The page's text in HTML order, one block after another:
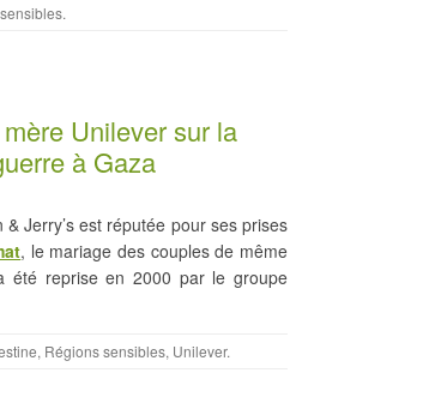
.
Unilever sur la
à Gaza
Jerry’s est réputée pour ses prises
, le mariage des couples de même
reprise en 2000 par le groupe
, Régions sensibles, Unilever.